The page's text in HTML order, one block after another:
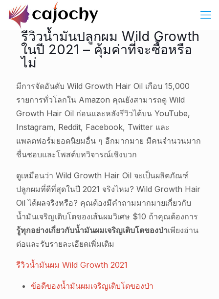
รีวิวน้ำมันปลูกผม Wild Growth
ในปี 2021 – คุ้มค่าที่จะซื้อหรือ
ไม่
มีการจัดอันดับ Wild Growth Hair Oil เกือบ 15,000
รายการทั่วโลกใน Amazon คุณยังสามารถดู Wild
Growth Hair Oil ก่อนและหลังรีวิวได้บน YouTube,
Instagram, Reddit, Facebook, Twitter และ
แพลตฟอร์มยอดนิยมอื่น ๆ อีกมากมาย มีคนจำนวนมาก
ชื่นชอบและโพสต์บทวิจารณ์เชิงบวก
ดูเหมือนว่า Wild Growth Hair Oil จะเป็นผลิตภัณฑ์
ปลูกผมที่ดีที่สุดในปี 2021 จริงไหม? Wild Growth Hair
Oil ได้ผลจริงหรือ? คุณต้องมีคำถามมากมายเกี่ยวกับ
น้ำมันเจริญเติบโตของเส้นผมวิเศษ $10 ถ้าคุณต้องการ
รู้ทุกอย่างเกี่ยวกับน้ำมันผมเจริญเติบโตของป่าเพียงอ่าน
ต่อและรับรายละเอียดเพิ่มเติม
รีวิวน้ำมันผม Wild Growth 2021
ข้อดีของน้ำมันผมเจริญเติบโตของป่า